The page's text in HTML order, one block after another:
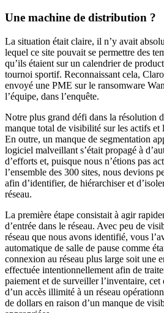
Une machine de distribution ?
La situation était claire, il n’y avait
lequel ce site pouvait se permettre des
qu’ils étaient sur un calendrier de
tournoi sportif. Reconnaissant cela,
envoyé une PME sur le ransomware
l’équipe, dans l’enquête.
Notre plus grand défi dans la résolution
manque total de visibilité sur les actifs et
En outre, un manque de segmentation
logiciel malveillant s’était propagé à
d’efforts et, puisque nous n’étions pas
l’ensemble des 300 sites, nous devions
afin d’identifier, de hiérarchiser et
réseau.
La première étape consistait à agir
d’entrée dans le réseau. Avec peu de
réseau que nous avons identifié, vous
automatique de salle de pause comme
connexion au réseau plus large soit une
effectuée intentionnellement afin de
paiement et de surveiller l’inventaire,
d’un accès illimité à un réseau
de dollars en raison d’un manque de